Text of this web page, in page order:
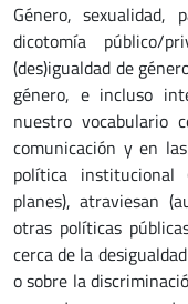
Género, sexualidad,
dicotomía público/
(des)igualdad de
género, e incluso
nuestro vocabulario
comunicación y en
política
planes), atraviesan
otras políticas
cerca de la
o sobre la